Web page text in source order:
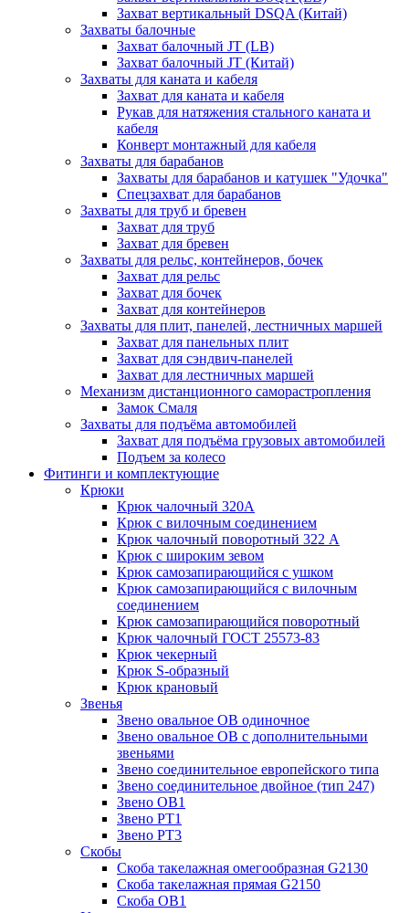
Захват вертикальный DSQA (Китай)
Захваты балочные
Захват балочный JT (LB)
Захват балочный JT (Китай)
Захваты для каната и кабеля
Захват для каната и кабеля
Рукав для натяжения стального каната и
кабеля
Конверт монтажный для кабеля
Захваты для барабанов
Захваты для барабанов и катушек "Удочка"
Спецзахват для барабанов
Захваты для труб и бревен
Захват для труб
Захват для бревен
Захваты для рельс, контейнеров, бочек
Захват для рельс
Захват для бочек
Захват для контейнеров
Захваты для плит, панелей, лестничных маршей
Захват для панельных плит
Захват для сэндвич-панелей
Захват для лестничных маршей
Механизм дистанционного саморастропления
Замок Смаля
Захваты для подъёма автомобилей
Захват для подъёма грузовых автомобилей
Подъем за колесо
Фитинги и комплектующие
Крюки
Крюк чалочный 320А
Крюк с вилочным соединением
Крюк чалочный поворотный 322 А
Крюк с широким зевом
Крюк самозапирающийся с ушком
Крюк самозапирающийся с вилочным
соединением
Крюк самозапирающийся поворотный
Крюк чалочный ГОСТ 25573-83
Крюк чекерный
Крюк S-образный
Крюк крановый
Звенья
Звено овальное OB одиночное
Звено овальное ОВ с дополнительными
звеньями
Звено соединительное европейского типа
Звено соединительное двойное (тип 247)
Звено ОВ1
Звено РТ1
Звено РТ3
Скобы
Скоба такелажная омегообразная G2130
Скоба такелажная прямая G2150
Скоба ОВ1